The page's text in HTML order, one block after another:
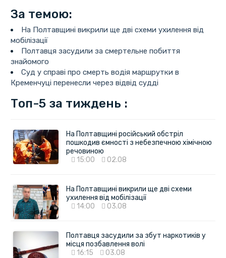
За темою:
На Полтавщині викрили ще дві схеми ухилення від
мобілізації
Полтавця засудили за смертельне побиття
знайомого
Суд у справі про смерть водія маршрутки в
Кременчуці перенесли через відвід судді
Топ-5 за тиждень :
На Полтавщині російський обстріл
пошкодив ємності з небезпечною хімічною
речовиною
15:00
02.08
На Полтавщині викрили ще дві схеми
ухилення від мобілізації
14:00
03.08
Полтавця засудили за збут наркотиків у
місця позбавлення волі
16:15
03.08